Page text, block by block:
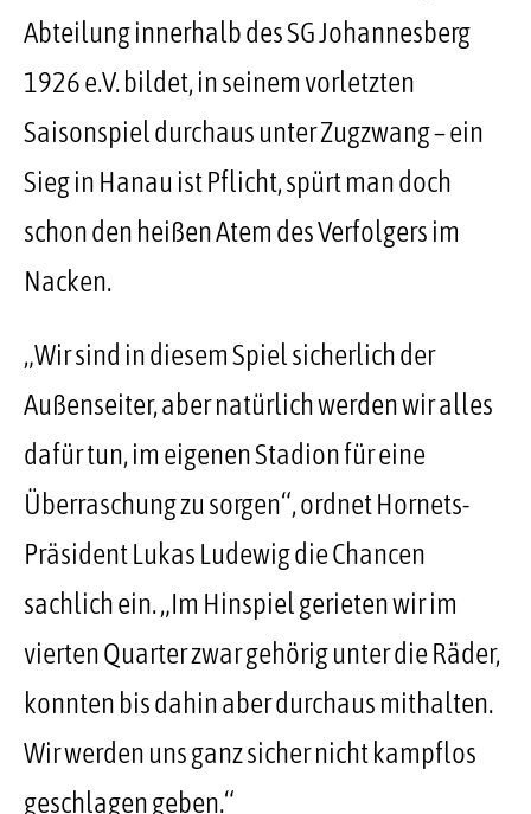
Abteilung innerhalb des SG Johannesberg
1926 e.V. bildet, in seinem vorletzten
Saisonspiel durchaus unter Zugzwang – ein
Sieg in Hanau ist Pflicht, spürt man doch
schon den heißen Atem des Verfolgers im
Nacken.
„Wir sind in diesem Spiel sicherlich der
Außenseiter, aber natürlich werden wir alles
dafür tun, im eigenen Stadion für eine
Überraschung zu sorgen“, ordnet Hornets-
Präsident Lukas Ludewig die Chancen
sachlich ein. „Im Hinspiel gerieten wir im
vierten Quarter zwar gehörig unter die Räder,
konnten bis dahin aber durchaus mithalten.
Wir werden uns ganz sicher nicht kampflos
geschlagen geben.“